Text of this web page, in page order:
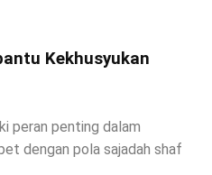
Kekhusyukan
peran penting dalam
dengan pola sajadah shaf